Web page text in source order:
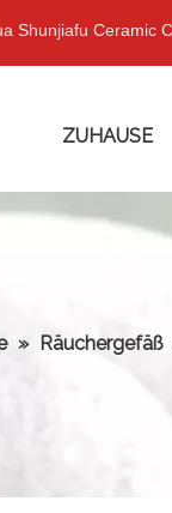
Shunjiafu Ceramic
ZUHAUSE
» Räuchergefäß